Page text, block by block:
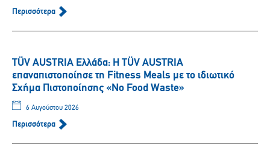
Περισσότερα
TÜV AUSTRIA Ελλάδα: Η TÜV AUSTRIA
επαναπιστοποίησε τη Fitness Meals με το ιδιωτικό
Σχήμα Πιστοποίησης «No Food Waste»
6 Αυγούστου 2026
Περισσότερα